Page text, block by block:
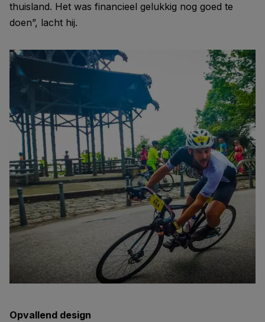
thuisland. Het was financieel gelukkig nog goed te
doen”, lacht hij.
Opvallend design